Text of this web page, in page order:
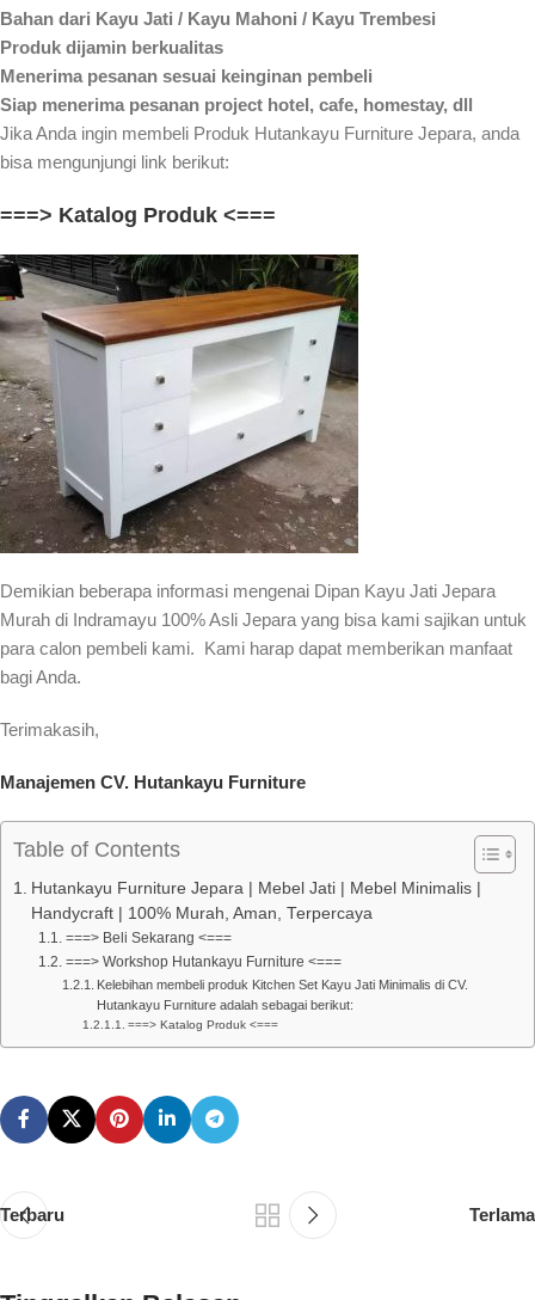
Bahan dari Kayu Jati / Kayu Mahoni / Kayu Trembesi
Produk dijamin berkualitas
Menerima pesanan sesuai keinginan pembeli
Siap menerima pesanan project hotel, cafe, homestay, dll
Jika Anda ingin membeli Produk Hutankayu Furniture Jepara, anda
bisa mengunjungi link berikut:
===> Katalog Produk <===
Demikian beberapa informasi mengenai Dipan Kayu Jati Jepara
Murah di Indramayu 100% Asli Jepara yang bisa kami sajikan untuk
para calon pembeli kami. Kami harap dapat memberikan manfaat
bagi Anda.
Terimakasih,
Manajemen CV. Hutankayu Furniture
Table of Contents
Hutankayu Furniture Jepara | Mebel Jati | Mebel Minimalis |
Handycraft | 100% Murah, Aman, Terpercaya
===> Beli Sekarang <===
===> Workshop Hutankayu Furniture <===
Kelebihan membeli produk Kitchen Set Kayu Jati Minimalis di CV.
Hutankayu Furniture adalah sebagai berikut:
===> Katalog Produk <===
Terbaru Terlama